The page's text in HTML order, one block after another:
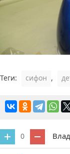
Теги: сифон ,
0